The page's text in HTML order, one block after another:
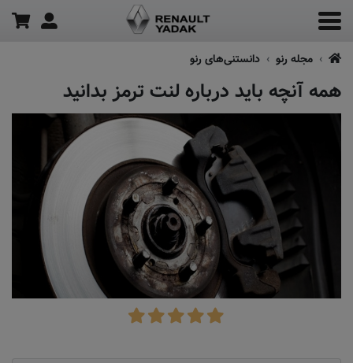
مجله رنو دانستنی‌های رنو
همه آنچه باید درباره لنت ترمز بدانید